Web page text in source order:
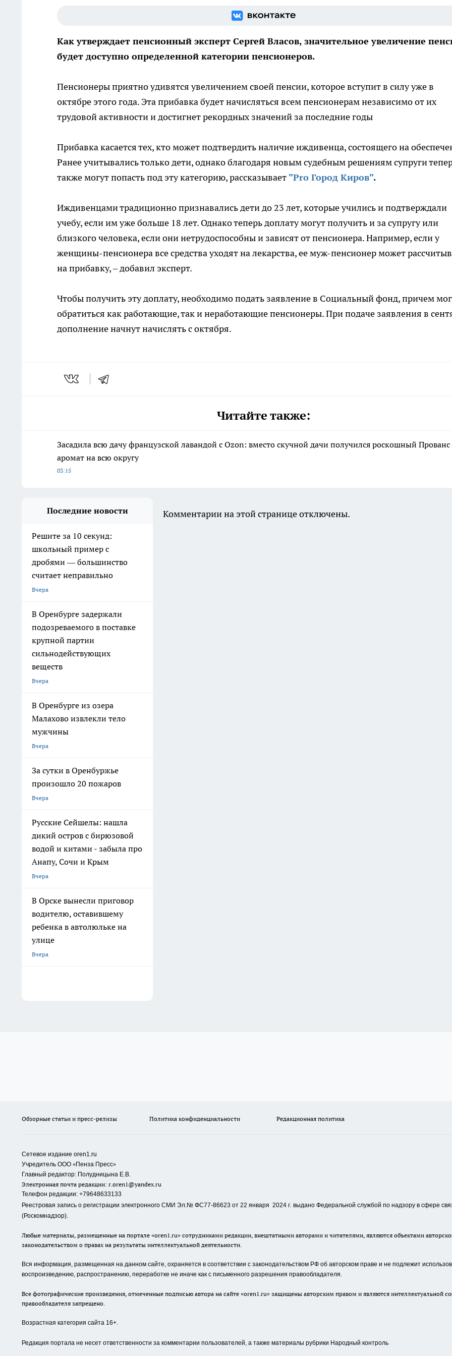
Как утверждает пенсионный эксперт Сергей Власов, значительное увеличение
будет доступно определенной категории пенсионеров.
Пенсионеры приятно удивятся увеличением своей пенсии, которое вступит в силу уже в
октябре этого года. Эта прибавка будет начисляться всем пенсионерам независимо от их
трудовой активности и достигнет рекордных значений за последние годы
Прибавка касается тех, кто может подтвердить наличие иждивенца, состоящего на
Ранее учитывались только дети, однако благодаря новым судебным решениям супруги
также могут попасть под эту категорию, рассказывает "Pro Город Киров".
Иждивенцами традиционно признавались дети до 23 лет, которые учились и подтверждали
учебу, если им уже больше 18 лет. Однако теперь доплату могут получить и за супругу или
близкого человека, если они нетрудоспособны и зависят от пенсионера. Например, если у
женщины-пенсионера все средства уходят на лекарства, ее муж-пенсионер может
на прибавку, – добавил эксперт.
Чтобы получить эту доплату, необходимо подать заявление в Социальный фонд, причем
обратиться как работающие, так и неработающие пенсионеры. При подаче заявления в
дополнение начнут начислять с октября.
Читайте также:
Засадила всю дачу французской лавандой с Ozon: вместо скучной дачи получился роскошный
аромат на всю округу
03:15
Последние новости
Решите за 10 секунд:
школьный пример с
дробями — большинство
считает неправильно
Вчера
В Оренбурге задержали
подозреваемого в поставке
крупной партии
сильнодействующих
веществ
Вчера
В Оренбурге из озера
Малахово извлекли тело
мужчины
Вчера
За сутки в Оренбуржье
произошло 20 пожаров
Вчера
Русские Сейшелы: нашла
дикий остров с бирюзовой
водой и китами - забыла про
Анапу, Сочи и Крым
Вчера
В Орске вынесли приговор
водителю, оставившему
ребенка в автолюльке на
улице
Вчера
Комментарии на этой странице отключены.
Обзорные статьи и пресс-релизы Политика конфиденциальности Редакционная политика
Сетевое издание oren1.ru
Учредитель ООО «Пенза Пресс»
Главный редактор: Полудницына Е.В.
Электронная почта редакции: r.oren1@yandex.ru
Телефон редакции: +79648633133
Реестровая запись о регистрации электронного СМИ Эл.№ ФС77-86623 от 22 января 2024 г. выдано Федеральной службой по надзору в сфере
(Роскомнадзор).
Любые материалы, размещенные на портале «oren1.ru» сотрудниками редакции, внештатными авторами и читателями, являются объектами
законодательством о правах на результаты интеллектуальной деятельности.
Вся информация, размещенная на данном сайте, охраняется в соответствии с законодательством РФ об авторском праве и не подлежит
воспроизведению, распространению, переработке не иначе как с письменного разрешения правообладателя.
Все фотографические произведения, отмеченные подписью автора на сайте «oren1.ru» защищены авторским правом и являются интеллектуальной
правообладателя запрещено.
Возрастная категория сайта 16+.
Редакция портала не несет ответственности за комментарии пользователей, а также материалы рубрики Народный контроль